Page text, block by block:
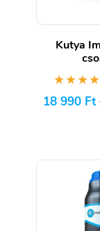
Kutya
18 990 Ft